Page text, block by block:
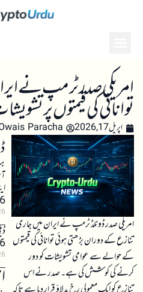
امریکی صدر ٹرمپ نے
توانائی کی قیمتوں پر
اپریل 17, 2026 Paracha
امریکی صدر ڈونلڈ ٹرمپ نے ایران میں جاری
تنازع کے دوران بڑھتی ہوئی توانائی کی قیمتوں
کے حوالے سے عوامی تشویشات کو دور
کرنے کی کوشش کی ہے۔ صدر نے اس